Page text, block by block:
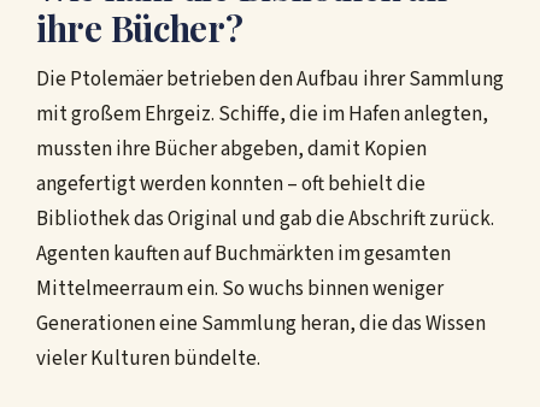
ihre Bücher?
Die Ptolemäer betrieben den Aufbau ihrer Sammlung
mit großem Ehrgeiz. Schiffe, die im Hafen anlegten,
mussten ihre Bücher abgeben, damit Kopien
angefertigt werden konnten – oft behielt die
Bibliothek das Original und gab die Abschrift zurück.
Agenten kauften auf Buchmärkten im gesamten
Mittelmeerraum ein. So wuchs binnen weniger
Generationen eine Sammlung heran, die das Wissen
vieler Kulturen bündelte.